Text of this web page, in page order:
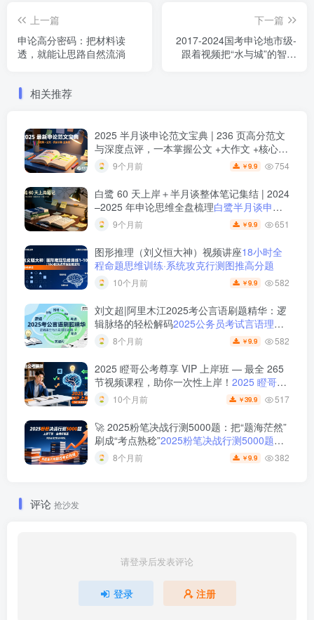
上一篇
申论高分密码：把材料读
透，就能让思路自然流淌
下一篇
2017-2024国考申论地市级-
跟着视频把“水与城”的智慧
相关推荐
2025 半月谈申论范文宝典 | 236 页高分范文
与深度点评，一本掌握公文 +大作文 +核心主
题 2025 半月谈申论范文宝典：236 页范文 +
实战训练 +高分模板
9个月前 ￥9.9 754
白鹭 60 天上岸＋半月谈整体笔记集结 | 2024
–2025 年申论思维全盘梳理白鹭半月谈申论
笔记全集：60天上岸＋大作文＋小题＋解题
9个月前 ￥9.9 651
图形推理（刘义恒大神）视频讲座18小时全
程命题思维训练·系统攻克行测图推高分题
10个月前 ￥9.9 582
刘文超|阿里木江2025考公言语刷题精华：逻
辑脉络的轻松解码2025公务员考试言语理解
刷题视频课程
8个月前 ￥9.9 582
2025 瞪哥公考尊享 VIP 上岸班 — 最全 265
节视频课程，助你一次性上岸！ 2025 瞪哥公
考尊享 VIP 上岸班 — 最全 265 节视频课
程，助你一次性上岸！
10个月前 ￥39.9 517
🚀 2025粉笔决战行测5000题：把“题海茫然”
刷成“考点熟稔”2025粉笔决战行测5000题上
册下册8个月前 ￥9.9 382
评论 抢沙发
请登录后发表评论
登录 注册